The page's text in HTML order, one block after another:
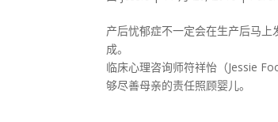
产后忧郁症不一定会在生产后马
成。
临床心理咨询师符祥怡（Jessie
够尽善母亲的责任照顾婴儿。